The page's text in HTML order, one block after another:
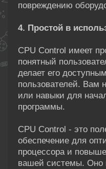
повреждению
4. Простой в
CPU Control имеет
понятный
делает его
пользователей. Вам
или навыки для
программы.
CPU Control - это
обеспечение для
процессора и
вашей системы. Оно